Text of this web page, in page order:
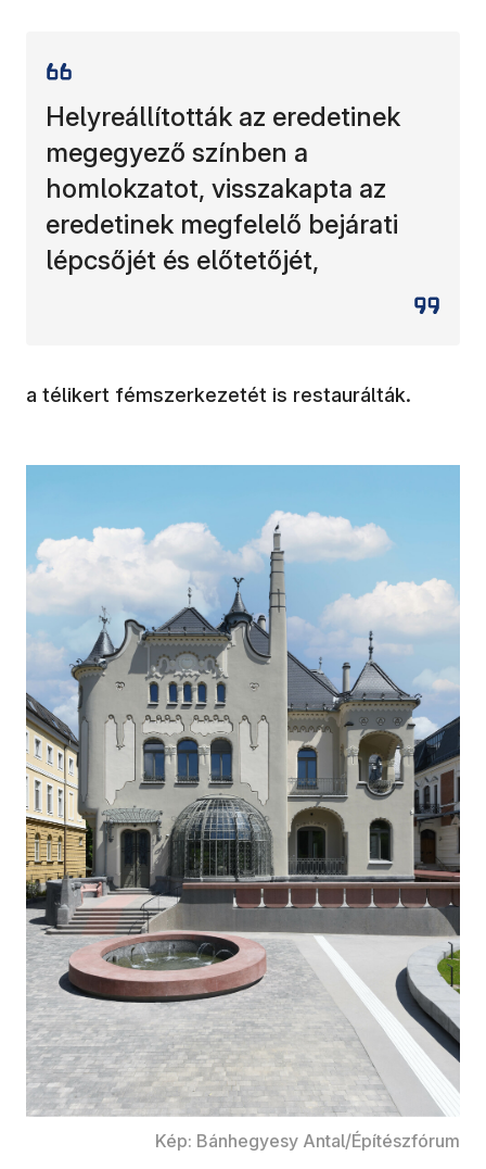
Helyreállították az eredetinek
megegyező színben a
homlokzatot, visszakapta az
eredetinek megfelelő bejárati
lépcsőjét és előtetőjét,
a télikert fémszerkezetét is restaurálták.
Kép: Bánhegyesy Antal/Építészfórum